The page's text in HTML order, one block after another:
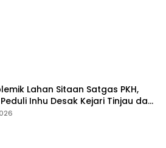
Lahan Sitaan Satgas PKH,
Inhu Desak Kejari Tinjau dan
PT PAS